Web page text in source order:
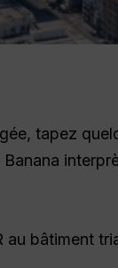
tapez
bâtiment